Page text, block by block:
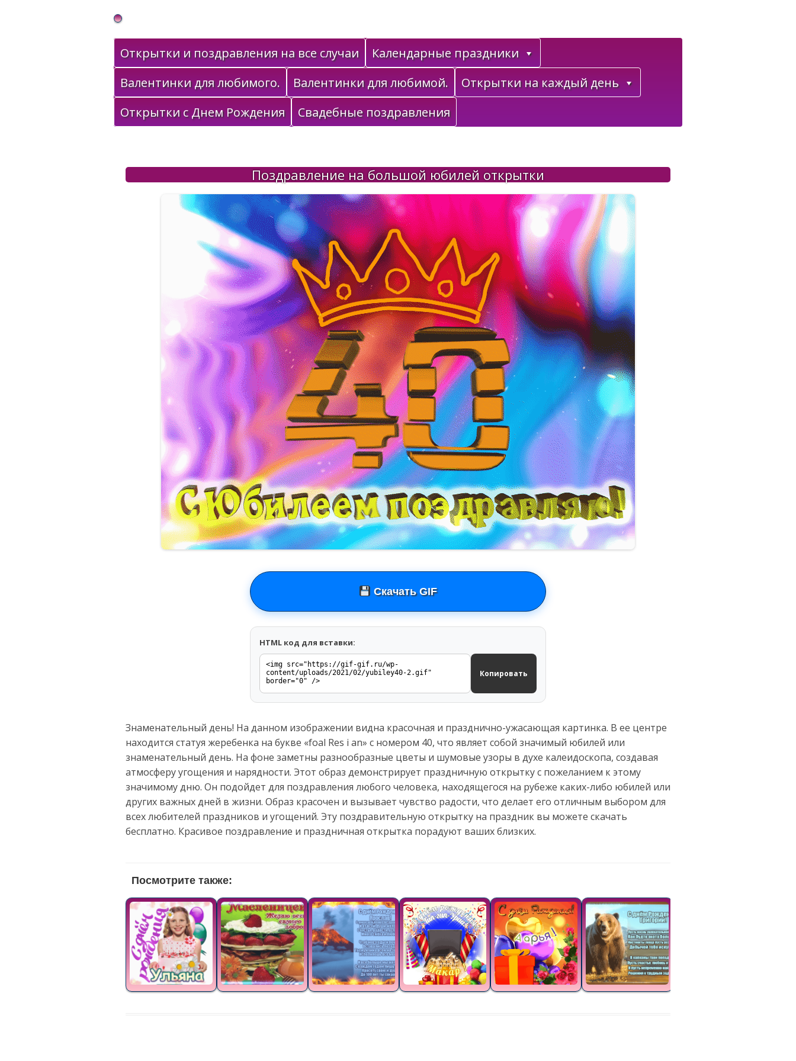
Gif Открытки в подарок
Открытки и поздравления на все случаи
Календарные праздники
Валентинки для любимого.
Валентинки для любимой.
Открытки на каждый день
Открытки с Днем Рождения
Свадебные поздравления
Поздравление на большой юбилей открытки
Скачать GIF
HTML код для вставки:
Копировать
Знаменательный день! На данном изображении видна красочная и празднично-ужасающая картинка. В ее центре
находится статуя жеребенка на букве «foal Res i an» с номером 40, что являет собой значимый юбилей или
знаменательный день. На фоне заметны разнообразные цветы и шумовые узоры в духе калеидоскопа, создавая
атмосферу угощения и нарядности. Этот образ демонстрирует праздничную открытку с пожеланием к этому
значимому дню. Он подойдет для поздравления любого человека, находящегося на рубеже каких-либо юбилей или
других важных дней в жизни. Образ красочен и вызывает чувство радости, что делает его отличным выбором для
всех любителей праздников и угощений. Эту поздравительную открытку на праздник вы можете скачать
бесплатно. Красивое поздравление и праздничная открытка порадуют ваших близких.
Посмотрите также: